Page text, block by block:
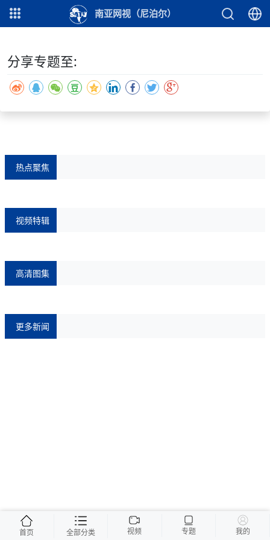
南亚网视（尼泊尔）
""
分享专题至:
热点聚焦
视频特辑
高清图集
更多新闻
首页 全部分类 视频 专题 我的